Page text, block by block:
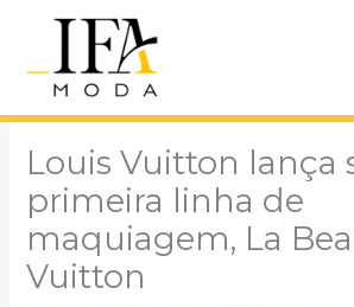
conteúdo
Louis Vuitton lança
primeira linha de
maquiagem, La
Vuitton